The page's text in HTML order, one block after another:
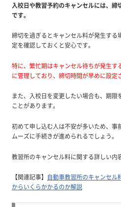
入校日や教習予約のキャンセルには、
です。
締切を過ぎるとキャンセル料が発生す
定を確認しておくと安心です。
特に、繁忙期はキャンセル待ちが発生
に管理しており、締切時間が早めに設定
また、入校日を変更したい場合も、期
ことがあります。
初めて申し込む人は不安が多いため、事
ムーズに手続きが進められるでしょう。
教習所のキャンセル料に関する詳しい内
【関連記事】 自動車教習所のキャンセル
からいくらかかるのか解説